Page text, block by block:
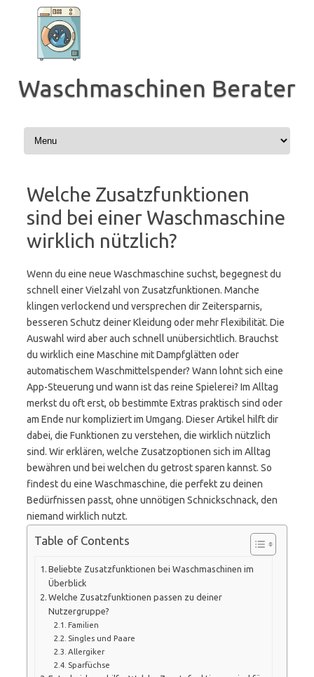
Inhalt
springen
Waschmaschinen Berater
Welche Zusatzfunktionen
sind bei einer Waschmaschine
wirklich nützlich?
Wenn du eine neue Waschmaschine suchst, begegnest du
schnell einer Vielzahl von Zusatzfunktionen. Manche
klingen verlockend und versprechen dir Zeitersparnis,
besseren Schutz deiner Kleidung oder mehr Flexibilität. Die
Auswahl wird aber auch schnell unübersichtlich. Brauchst
du wirklich eine Maschine mit Dampfglätten oder
automatischem Waschmittelspender? Wann lohnt sich eine
App-Steuerung und wann ist das reine Spielerei? Im Alltag
merkst du oft erst, ob bestimmte Extras praktisch sind oder
am Ende nur kompliziert im Umgang. Dieser Artikel hilft dir
dabei, die Funktionen zu verstehen, die wirklich nützlich
sind. Wir erklären, welche Zusatzoptionen sich im Alltag
bewähren und bei welchen du getrost sparen kannst. So
findest du eine Waschmaschine, die perfekt zu deinen
Bedürfnissen passt, ohne unnötigen Schnickschnack, den
niemand wirklich nutzt.
Table of Contents
Beliebte Zusatzfunktionen bei Waschmaschinen im
Überblick
Welche Zusatzfunktionen passen zu deiner
Nutzergruppe?
Familien
Singles und Paare
Allergiker
Sparfüchse